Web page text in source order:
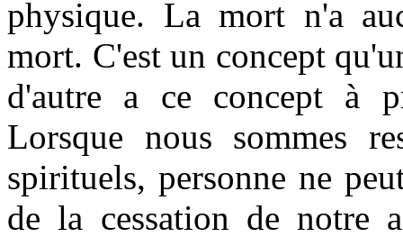
physique. La mort n'a
mort. C'est un concept
d'autre a ce concept à
Lorsque nous sommes
spirituels, personne ne
de la cessation de notre